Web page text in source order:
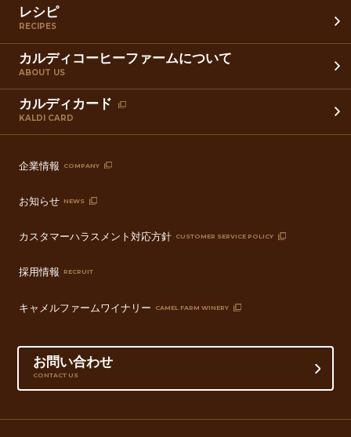
レシピ
RECIPES
カルディコーヒーファームについて
ABOUT US
カルディカード
KALDI CARD
企業情報 COMPANY
お知らせ NEWS
カスタマーハラスメント対応方針 CUSTOMER SERVICE POLICY
採用情報 RECRUIT
キャメルファームワイナリー CAMEL FARM WINERY
お問い合わせ
CONTACT US